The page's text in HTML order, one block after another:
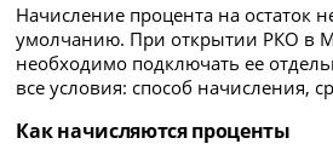
Начисление процента на остаток
умолчанию. При открытии РКО в
необходимо подключать ее
все условия: способ начисления,
Как начисляются проценты